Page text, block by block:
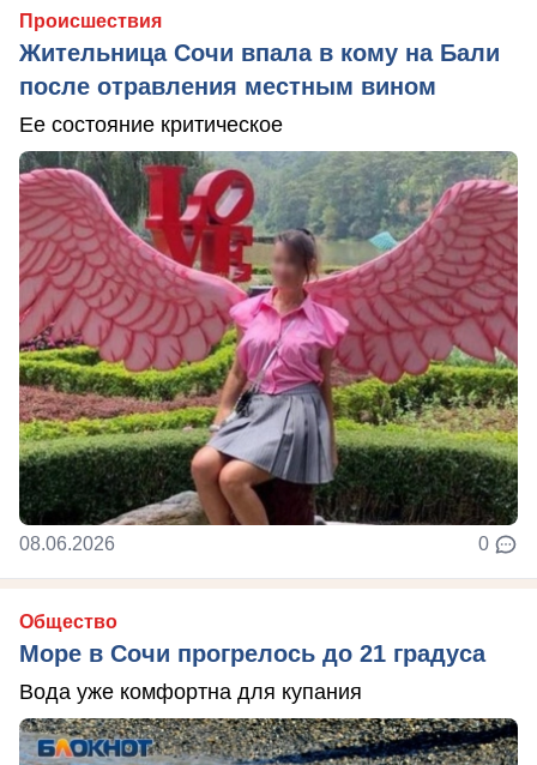
Происшествия
Жительница Сочи впала в кому на Бали
после отравления местным вином
Ее состояние критическое
08.06.2026 0
Общество
Море в Сочи прогрелось до 21 градуса
Вода уже комфортна для купания